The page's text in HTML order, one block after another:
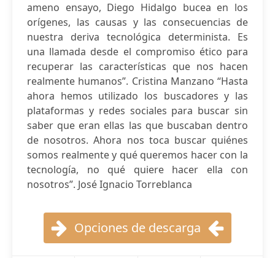
ameno ensayo, Diego Hidalgo bucea en los
orígenes, las causas y las consecuencias de
nuestra deriva tecnológica determinista. Es
una llamada desde el compromiso ético para
recuperar las características que nos hacen
realmente humanos”. Cristina Manzano “Hasta
ahora hemos utilizado los buscadores y las
plataformas y redes sociales para buscar sin
saber que eran ellas las que buscaban dentro
de nosotros. Ahora nos toca buscar quiénes
somos realmente y qué queremos hacer con la
tecnología, no qué quiere hacer ella con
nosotros”. José Ignacio Torreblanca
Opciones de descarga